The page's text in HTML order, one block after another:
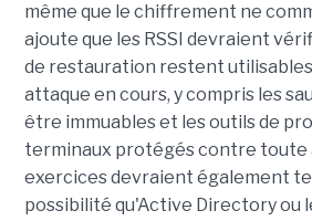
même que le chiffrement ne
ajoute que les RSSI devraient
de restauration restent
attaque en cours, y compris les
être immuables et les outils de
terminaux protégés contre toute
exercices devraient également
possibilité qu'Active Directory ou